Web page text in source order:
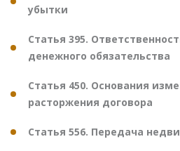
убытки
Статья 395.
денежного обязательства
Статья 450. Основания
расторжения договора
Статья 556. Передача